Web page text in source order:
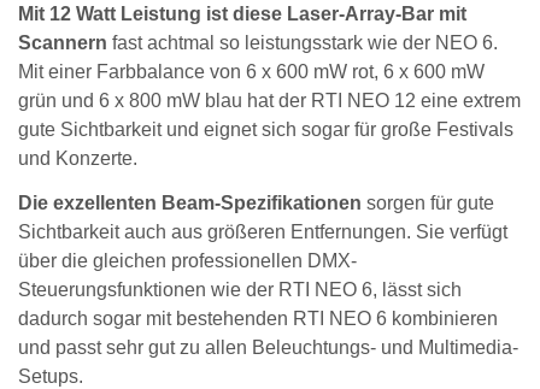
Mit 12 Watt Leistung ist diese Laser-Array-Bar mit
Scannern fast achtmal so leistungsstark wie der NEO 6.
Mit einer Farbbalance von 6 x 600 mW rot, 6 x 600 mW
grün und 6 x 800 mW blau hat der RTI NEO 12 eine extrem
gute Sichtbarkeit und eignet sich sogar für große Festivals
und Konzerte.
Die exzellenten Beam-Spezifikationen sorgen für gute
Sichtbarkeit auch aus größeren Entfernungen. Sie verfügt
über die gleichen professionellen DMX-
Steuerungsfunktionen wie der RTI NEO 6, lässt sich
dadurch sogar mit bestehenden RTI NEO 6 kombinieren
und passt sehr gut zu allen Beleuchtungs- und Multimedia-
Setups.